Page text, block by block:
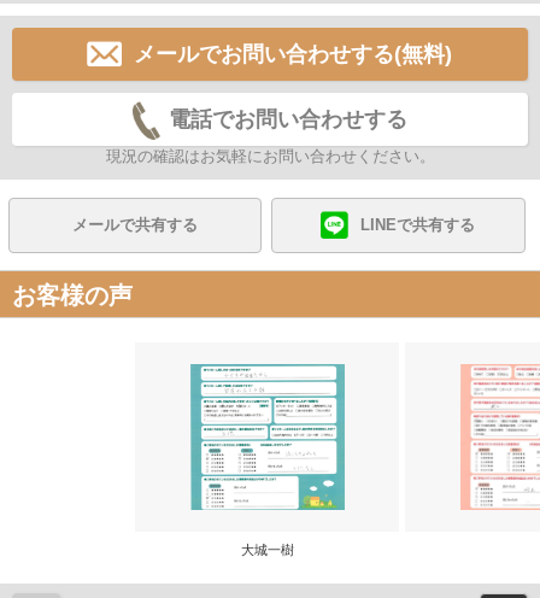
メールでお問い合わせする(無料)
電話でお問い合わせする
現況の確認はお気軽にお問い合わせください。
メールで共有する LINEで共有する
お客様の声
大城一樹